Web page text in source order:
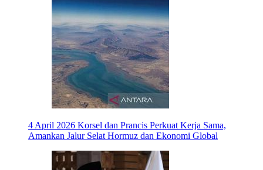
4 April 2026 Korsel dan Prancis Perkuat Kerja Sama,
Amankan Jalur Selat Hormuz dan Ekonomi Global